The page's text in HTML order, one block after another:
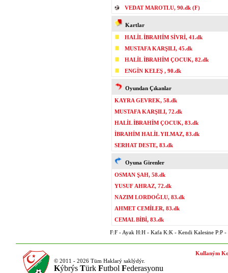
VEDAT MAROTLU, 90.dk (F)
Kartlar
HALİL İBRAHİM SİVRİ, 41.dk
MUSTAFA KARŞILI, 45.dk
HALİL İBRAHİM ÇOCUK, 82.dk
ENGİN KELEŞ , 90.dk
Oyundan Çıkanlar
KAYRA GEVREK, 58.dk
MUSTAFA KARŞILI, 72.dk
HALİL İBRAHİM ÇOCUK, 83.dk
İBRAHİM HALİL YILMAZ, 83.dk
SERHAT DESTE, 83.dk
Oyuna Girenler
OSMAN ŞAH, 58.dk
YUSUF AHRAZ, 72.dk
NAZIM LORDOĞLU, 83.dk
AHMET CEMİLER, 83.dk
CEMAL BİBİ, 83.dk
F:F - Ayak H:H - Kafa K:K - Kendi Kalesine P:P -
© 2011 - 2026 Tüm Haklarý saklýdýr.
Kýbrýs Türk Futbol Federasyonu
Kullaným